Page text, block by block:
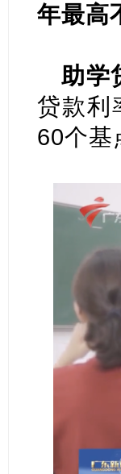
年最高
助学
贷款利
60个基